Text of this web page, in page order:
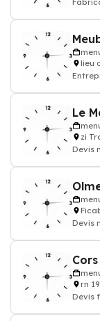
lieu
Le
zi
Devis
Devis
rn
Devis